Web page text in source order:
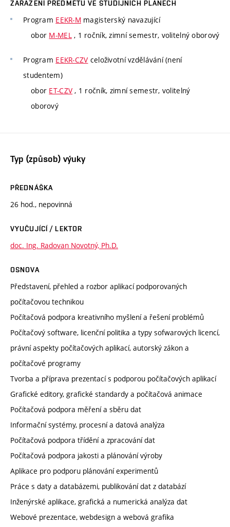
ZAŘAZENÍ PŘEDMĚTU VE STUDIJNÍCH PLÁNECH
Program EEKR-M magisterský navazující
obor M-MEL, 1 ročník, zimní semestr, volitelný oborový
Program EEKR-CZV celoživotní vzdělávání (není
studentem)
obor ET-CZV , 1 ročník, zimní semestr, volitelný
oborový
Typ (způsob) výuky
PŘEDNÁŠKA
26 hod., nepovinná
VYUČUJÍCÍ / LEKTOR
doc. Ing. Radovan Novotný, Ph.D.
OSNOVA
Představení, přehled a rozbor aplikací podporovaných
počítačovou technikou
Počítačová podpora kreativního myšlení a řešení problémů
Počítačový software, licenční politika a typy sofwarových licencí,
právní aspekty počítačových aplikací, autorský zákon a
počítačové programy
Tvorba a příprava prezentací s podporou počítačových aplikací
Grafické editory, grafické standardy a počítačová animace
Počítačová podpora měření a sběru dat
Informační systémy, procesní a datová analýza
Počítačová podpora třídění a zpracování dat
Počítačová podpora jakosti a plánování výroby
Aplikace pro podporu plánování experimentů
Práce s daty a databázemi, publikování dat z databází
Inženýrské aplikace, grafická a numerická analýza dat
Webové prezentace, webdesign a webová grafika